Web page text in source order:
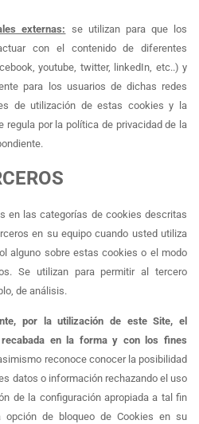
externas: se utilizan para que los
con el contenido de diferentes
youtube, twitter, linkedIn, etc..) y
para los usuarios de dichas redes
de utilización de estas cookies y la
regula por la política de privacidad de la
en las categorías de cookies descritas
en su equipo cuando usted utiliza
alguno sobre estas cookies o el modo
Se utilizan para permitir al tercero
de análisis.
por la utilización de este Site, el
en la forma y con los fines
reconoce conocer la posibilidad
datos o información rechazando el uso
de la configuración apropiada a tal fin
opción de bloqueo de Cookies en su